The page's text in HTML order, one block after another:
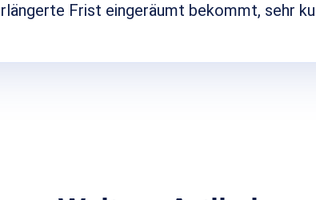
Frist eingeräumt bekommt, sehr